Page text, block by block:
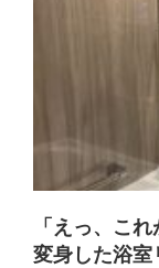
「えっ、こ
変身した浴室